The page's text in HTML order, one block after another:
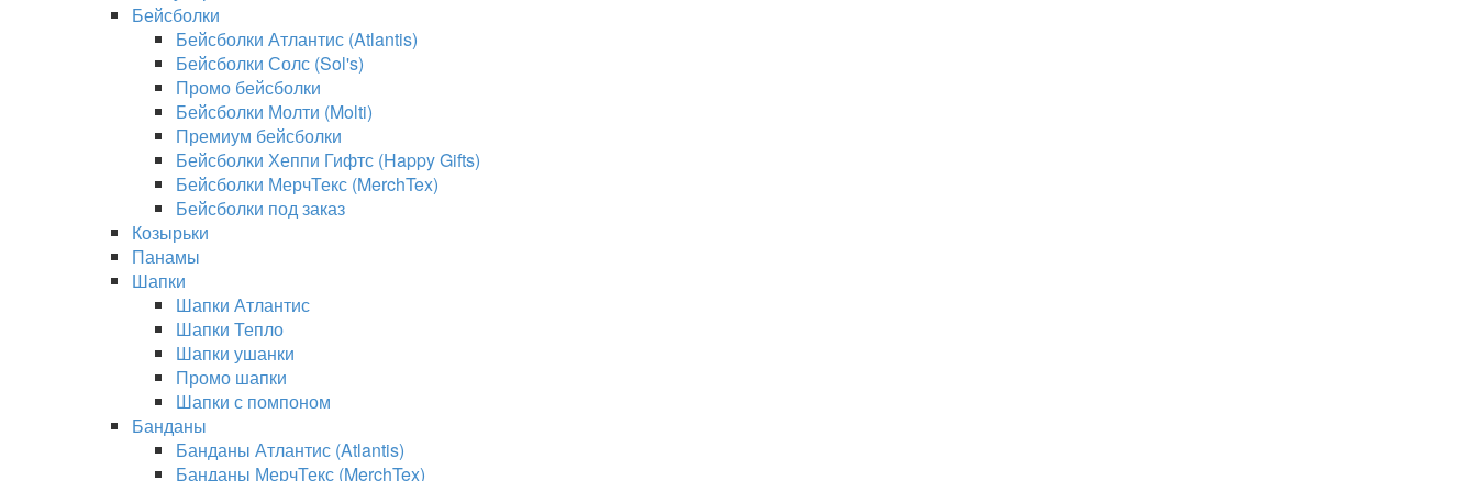
Бейсболки
Бейсболки Атлантис (Atlantis)
Бейсболки Солс (Sol's)
Промо бейсболки
Бейсболки Молти (Molti)
Премиум бейсболки
Бейсболки Хеппи Гифтс (Happy Gifts)
Бейсболки МерчТекс (MerchTex)
Бейсболки под заказ
Козырьки
Панамы
Шапки
Шапки Атлантис
Шапки Тепло
Шапки ушанки
Промо шапки
Шапки с помпоном
Банданы
Банданы Атлантис (Atlantis)
Банданы МерчТекс (MerchTex)